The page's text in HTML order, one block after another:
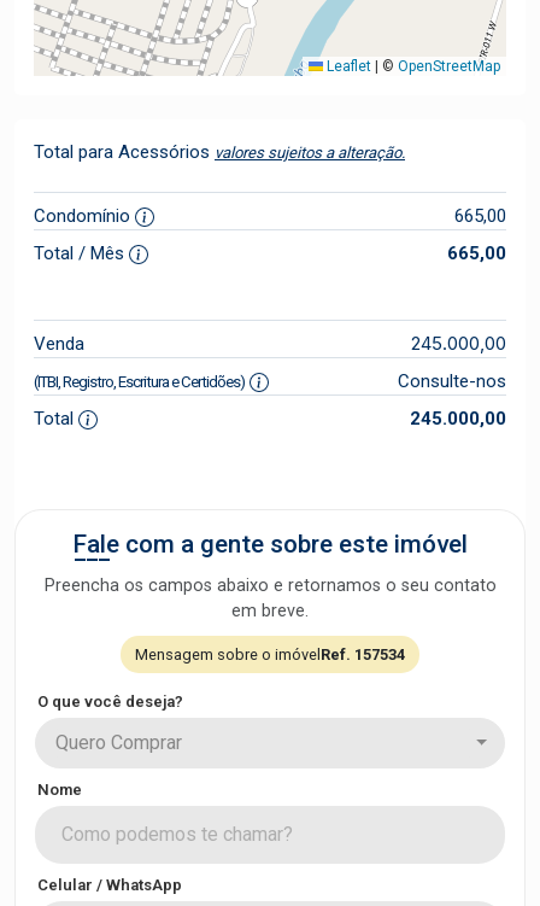
Leaflet © OpenStreetMap
Total para Acessórios valores sujeitos a alteração.
Condomínio
665,00
Total / Mês
665,00
Venda 245.000,00
(ITBI, Registro, Escritura e Certidões)
Consulte-nos
Total
245.000,00
Fale com a gente sobre este imóvel
Preencha os campos abaixo e retornamos o seu contato
em breve.
Mensagem sobre o imóvel Ref. 157534
O que você deseja?
Quero Comprar
Nome
Celular / WhatsApp